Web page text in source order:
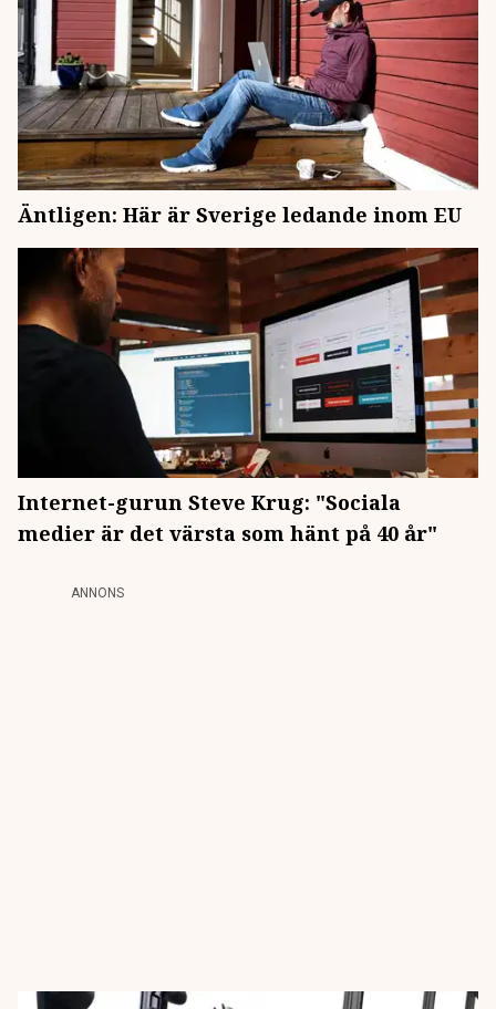
Äntligen: Här är Sverige ledande inom EU
Internet-gurun Steve Krug: "Sociala
medier är det värsta som hänt på 40 år"
ANNONS